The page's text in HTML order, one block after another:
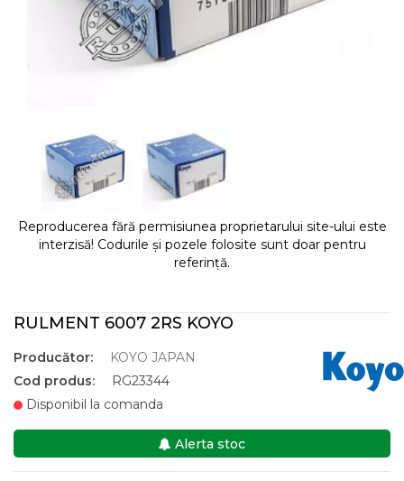
Reproducerea fără permisiunea proprietarului site-ului este
interzisă! Codurile și pozele folosite sunt doar pentru
referință.
RULMENT 6007 2RS KOYO
Producător:
KOYO JAPAN
Cod produs:
RG23344
Disponibil la comanda
Alerta stoc